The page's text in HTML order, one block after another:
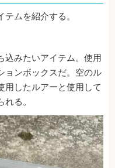
ムを紹介する。
込みたいアイテム。使用
ョンボックスだ。空のル
用したルアーと使用して
る。